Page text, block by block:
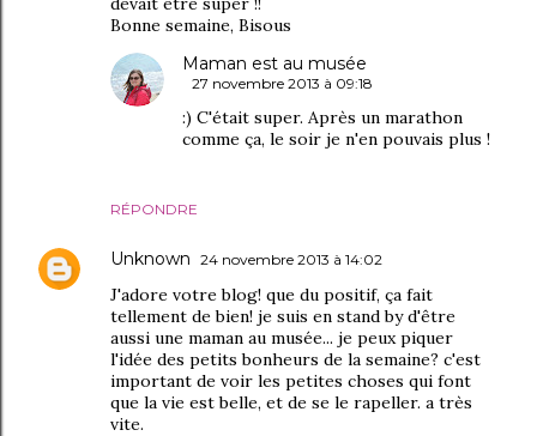
Bonne semaine, Bisous
RÉPONDRE
Maman est au musée
27 novembre 2013 à 09:18
:) C'était super. Après un marathon
comme ça, le soir je n'en pouvais plus !
Unknown 24 novembre 2013 à 14:02
J'adore votre blog! que du positif, ça fait
tellement de bien! je suis en stand by d'être
aussi une maman au musée... je peux piquer
l'idée des petits bonheurs de la semaine? c'est
important de voir les petites choses qui font
que la vie est belle, et de se le rapeller. a très
vite.